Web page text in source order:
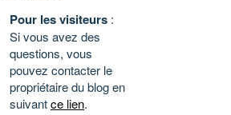
Pour les visiteurs :
Si vous avez des
questions, vous
pouvez contacter le
propriétaire du blog en
suivantce lien.